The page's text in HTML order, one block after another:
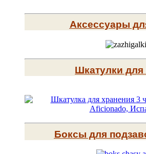
Аксессуары
Шкатулки для
Боксы для